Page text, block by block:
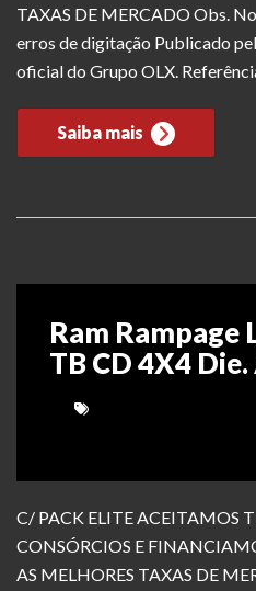
TAXAS DE MERCADO Obs.
erros de digitação Publicado
oficial do Grupo OLX.
Saiba mais
Ram Rampage
TB CD 4X4
C/ PACK ELITE ACEITAMOS
CONSÓRCIOS E
AS MELHORES TAXAS DE